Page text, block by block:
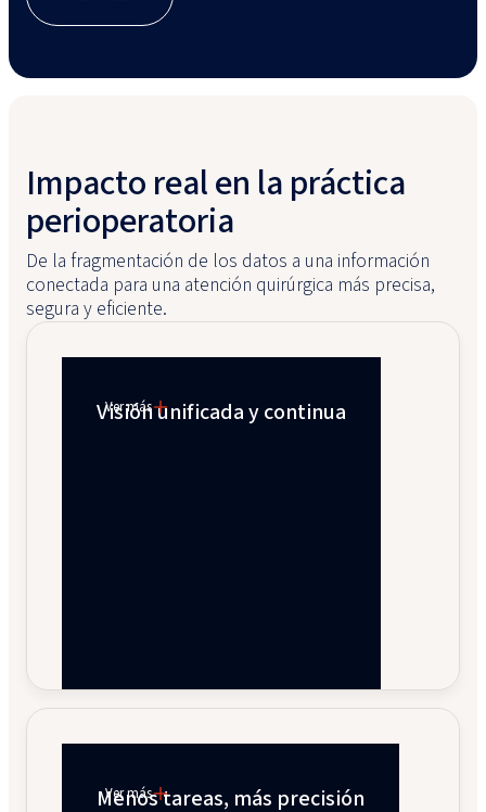
Impacto real en la práctica
perioperatoria
De la fragmentación de los datos a una información
conectada para una atención quirúrgica más precisa,
segura y eficiente.
Visión unificada y continua
Ver más
Menos tareas, más precisión
Ver más